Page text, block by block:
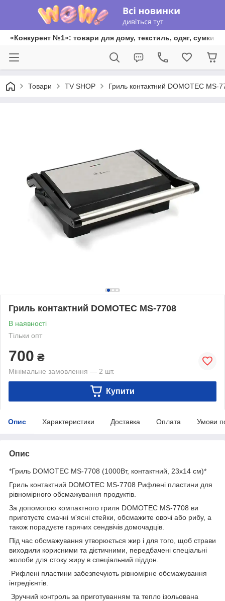
«Конкурент №1»: товари для дому, текстиль, одяг, сумки
Товари TV SHOP Гриль контактний DOMOTEC MS-
Гриль контактний DOMOTEC MS-7708
В наявності
Тільки опт
700 ₴
Мінімальне замовлення — 2 шт.
Купити
Опис Характеристики Доставка Оплата Умови
Опис
*Гриль DOMOTEC MS-7708 (1000Вт, контактний, 23х14 см)*
Гриль контактний DOMOTEC MS-7708 Рифлені пластини для
рівномірного обсмажування продуктів.
За допомогою компактного гриля DOMOTEC MS-7708 ви
приготуєте смачні м'ясні стейки, обсмажите овочі або рибу, а
також порадуєте гарячих сендвічів домочадців.
Під час обсмажування утворюється жир і для того, щоб страви
виходили корисними та дієтичними, передбачені спеціальні
жолоби для стоку жиру в спеціальний піддон.
Рифлені пластини забезпечують рівномірне обсмажування
інгредієнтів.
Зручний контроль за приготуванням та тепло ізольована